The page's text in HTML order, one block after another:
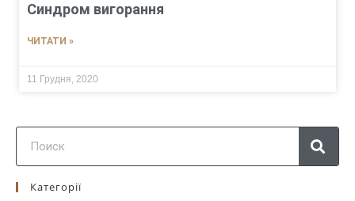
Синдром вигорання
ЧИТАТИ »
11 Грудня, 2020
Категорії